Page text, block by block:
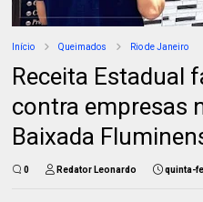
Início Queimados Rio de Janeiro
Receita Estadual
contra empresas
Baixada
0 Redator Leonardo quinta-